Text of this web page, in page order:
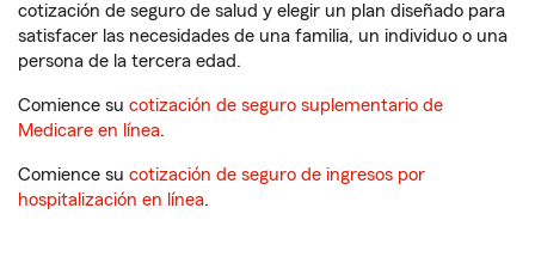
cotización de seguro de salud y elegir un plan diseñado para
satisfacer las necesidades de una familia, un individuo o una
persona de la tercera edad.
Comience su cotización de seguro suplementario de
Medicare en línea.
Comience su cotización de seguro de ingresos por
hospitalización en línea.